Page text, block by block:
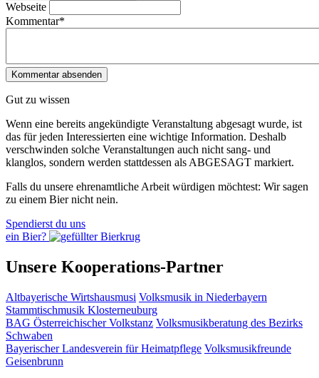
Webseite
Kommentar*
Gut zu wissen
Wenn eine bereits ange­kündigte Veranstaltung abgesagt wurde, ist
das für jeden Interessierten eine wichtige Information. Deshalb
verschwinden solche Veran­staltungen auch nicht sang- und
klanglos, sondern werden statt­dessen alsABGESAGT markiert.
Falls du unsere ehrenamtliche Arbeit würdigen möchtest: Wir sagen
zu einem Bier nicht nein.
Spendierst du uns
ein Bier?
Unsere Kooperations-Partner
Altbayerische Wirtshausmusi Volksmusik in Niederbayern
Stammtischmusik Klosterneuburg
BAG Österreichischer Volkstanz Volksmusikberatung des Bezirks
Schwaben
Bayerischer Landesverein für Heimatpflege Volksmusikfreunde
Geisenbrunn